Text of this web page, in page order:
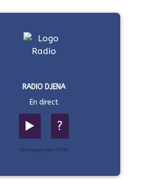
RADIO DJENA
En direct
▶️ ?
Développé par OTIYA